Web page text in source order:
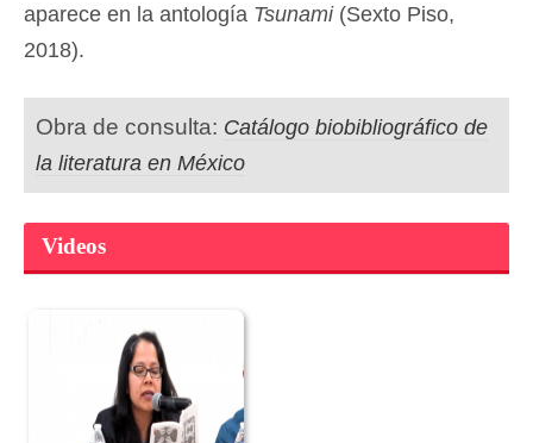
aparece en la antología Tsunami(Sexto Piso,
2018).
Obra de consulta: Catálogo biobibliográfico de
la literatura en México
Videos